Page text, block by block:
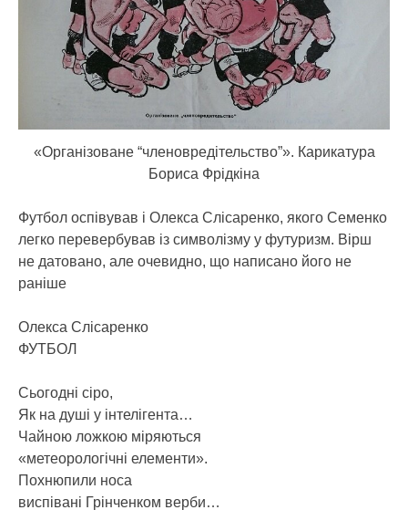
«Організоване “членовредітельство”». Карикатура
Бориса Фрідкіна
Футбол оспівував і Олекса Слісаренко, якого Семенко
легко перевербував із символізму у футуризм. Вірш
не датовано, але очевидно, що написано його не
раніше
Олекса Слісаренко
ФУТБОЛ
Сьогодні сіро,
Як на душі у інтелігента…
Чайною ложкою міряються
«метеорологічні елементи».
Похнюпили носа
виспівані Грінченком верби…